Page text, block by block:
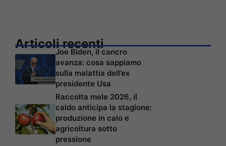
Articoli recenti
Joe Biden, il cancro
avanza: cosa sappiamo
sulla malattia dell’ex
presidente Usa
Raccolta mele 2026, il
caldo anticipa la stagione:
produzione in calo e
agricoltura sotto
pressione